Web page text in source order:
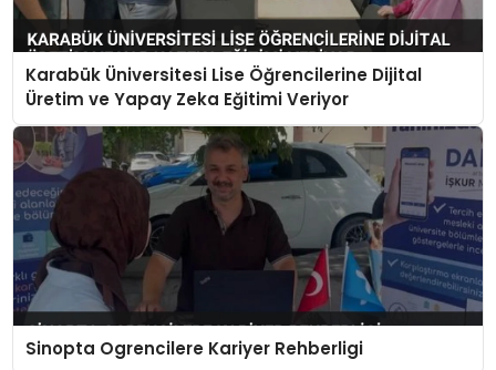
Karabük Üniversitesi Lise Öğrencilerine Dijital
Üretim ve Yapay Zeka Eğitimi Veriyor
Sinopta Ogrencilere Kariyer Rehberligi